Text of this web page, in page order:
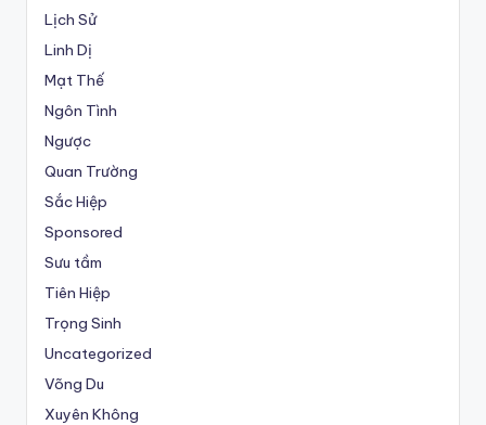
Lịch Sử
Linh Dị
Mạt Thế
Ngôn Tình
Ngược
Quan Trường
Sắc Hiệp
Sponsored
Sưu tầm
Tiên Hiệp
Trọng Sinh
Uncategorized
Võng Du
Xuyên Không